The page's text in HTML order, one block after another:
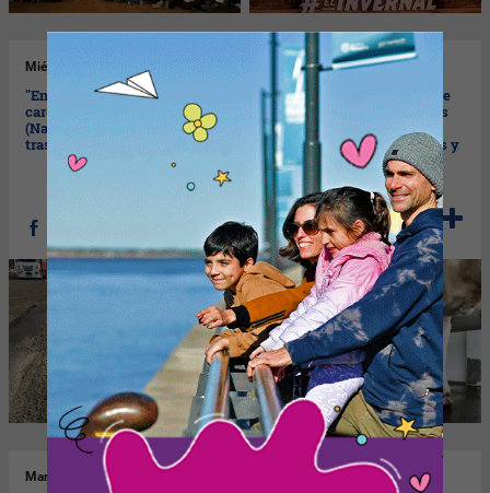
Mié22/07/2026
"En horas..." Santa Fe se hace
cargo de reparar la A012
(Nación firmó el acuerdo de
traspaso de la arteria)
Mar 21/07/2026
Tambo: la baja del precio de
la leche presiona los costos
(alzas en alimento
balanceado, maíz, pasturas y
sueldos)
Mar 21/07/2026 21/07/2026